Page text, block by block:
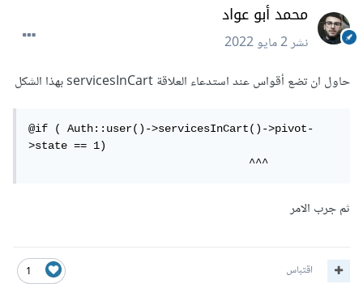
محمد أبو عواد
نشر2 مايو 2022
حاول ان تضع أقواس عند استدعاء العلاقة servicesInCart بهذا الشكل
@if ( Auth::user()->servicesInCart()->pivot-
>state == 1)
                                  ^^^
ثم جرب الامر
1 اقتباس